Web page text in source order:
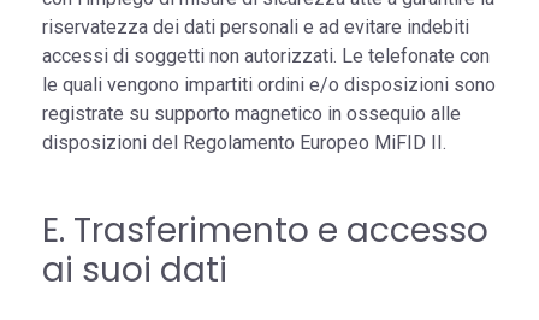
riservatezza dei dati personali e ad evitare indebiti
accessi di soggetti non autorizzati. Le telefonate con
le quali vengono impartiti ordini e/o disposizioni sono
registrate su supporto magnetico in ossequio alle
disposizioni del Regolamento Europeo MiFID II.
E. Trasferimento e accesso
ai suoi dati